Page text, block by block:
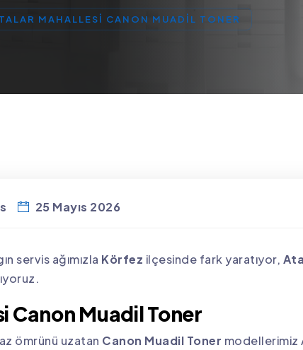
MAHALLESI CANON MUADIL TONER
25 Mayıs 2026
servis ağımızla Körfez ilçesinde fark yaratıyor,
Canon Muadil Toner
ömrünü uzatan Canon Muadil Toner modellerimiz